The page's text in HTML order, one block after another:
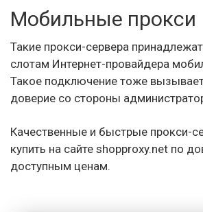
Мобильные прокси
Такие прокси-сервера
слотам Интернет-провайдера
Такое подключение тоже
доверие со стороны
Качественные и быстрые прокси-
купить на сайте shopproxy.net по
доступным ценам.